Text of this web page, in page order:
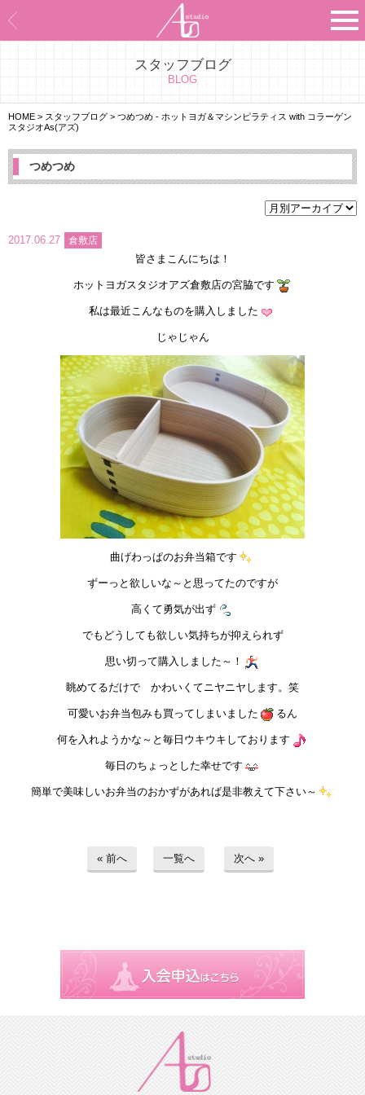
スタッフブログ
BLOG
HOME > スタッフブログ > つめつめ - ホットヨガ＆マシンピラティス with コラーゲン
スタジオAs(アズ)
つめつめ
2017.06.27 倉敷店
皆さまこんにちは！
ホットヨガスタジオアズ倉敷店の宮脇です
私は最近こんなものを購入しました
じゃじゃん
曲げわっぱのお弁当箱です
ずーっと欲しいな～と思ってたのですが
高くて勇気が出ず
でもどうしても欲しい気持ちが抑えられず
思い切って購入しました～！
眺めてるだけで かわいくてニヤニヤします。笑
可愛いお弁当包みも買ってしまいました るん
何を入れようかな～と毎日ウキウキしております
毎日のちょっとした幸せです
簡単で美味しいお弁当のおかずがあれば是非教えて下さい～
« 前へ 一覧へ 次へ »
Asのコンセプト
Asのナビゲーションシステム
施設紹介
エビデンス
インストラクターのメッセージ
会社案内
指導員育成コース
セミナー開催
ご入会のご予約
採用情報